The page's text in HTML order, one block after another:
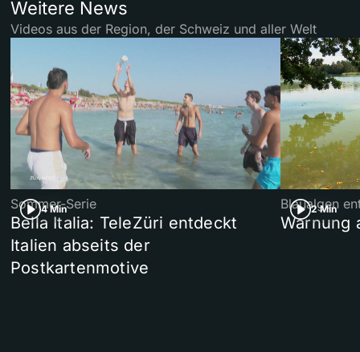
Weitere News
Videos aus der Region, der Schweiz und aller Welt
4 Min
Sommer-Serie
Bella Italia: TeleZüri entdeckt
Italien abseits der
Postkartenmotive
2 Min
Blaualgen
Warnung